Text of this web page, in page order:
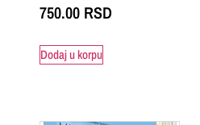
750.00 RSD
Dodaj u korpu